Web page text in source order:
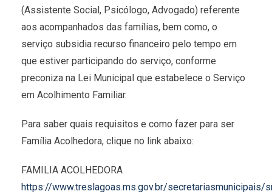
(Assistente Social, Psicólogo, Advogado) referente
aos acompanhados das famílias, bem como, o
serviço subsidia recurso financeiro pelo tempo em
que estiver participando do serviço, conforme
preconiza na Lei Municipal que estabelece o Serviço
em Acolhimento Familiar.
Para saber quais requisitos e como fazer para ser
Família Acolhedora, clique no link abaixo:
FAMILIA ACOLHEDORA
https://www.treslagoas.ms.gov.br/secretariasmunicipais/